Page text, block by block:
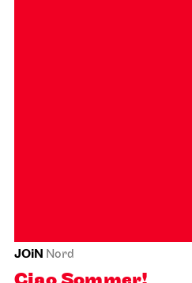
JOiN Nord